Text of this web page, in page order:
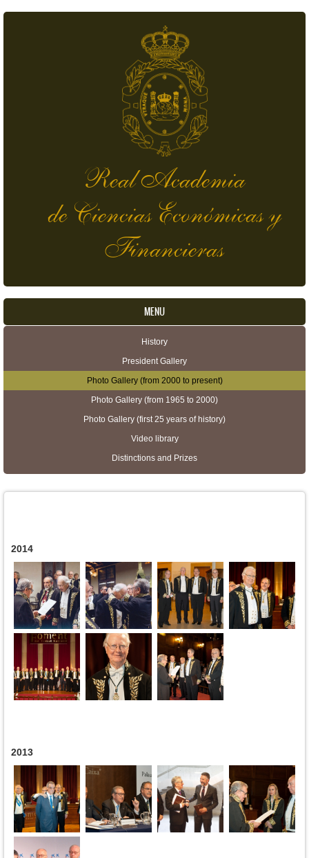
Real Academia
de Ciencias Económicas y
Financieras
MENU
History
President Gallery
Photo Gallery (from 2000 to present)
Photo Gallery (from 1965 to 2000)
Photo Gallery (first 25 years of history)
Video library
Distinctions and Prizes
2014
2013